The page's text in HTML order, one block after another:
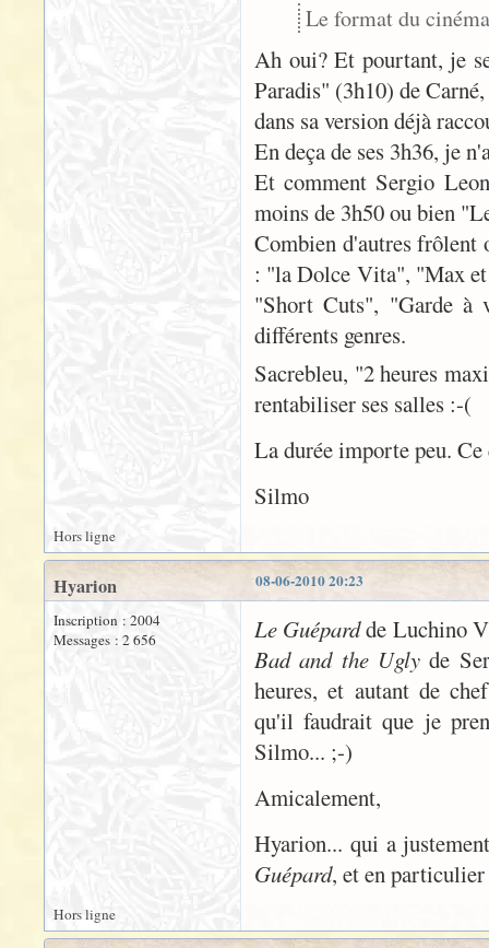
Le format du
Ah oui? Et pourtant, je
Paradis" (3h10) de
dans sa version déjà
En deça de ses 3h36, je
Et comment Sergio
moins de 3h50 ou bien
Combien d'autres frôlent
: "la Dolce Vita", "Max et
"Short Cuts", "Garde à
différents genres.
Sacrebleu, "2 heures
rentabiliser ses salles :-(
La durée importe peu.
Silmo
Hors ligne
08-06-2010 20:23
Hyarion
Inscription : 2004
Messages : 2 656
Le Guépardde Luchino
Bad and the Ugly de
heures, et autant de
qu'il faudrait que je
Silmo... ;-)
Amicalement,
Hyarion... qui a
Guépard, et en
Hors ligne